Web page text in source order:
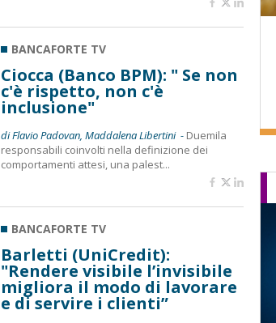
BANCAFORTE TV
Ciocca (Banco BPM): " Se non
c'è rispetto, non c'è
inclusione"
di Flavio Padovan, Maddalena Libertini - Duemila
responsabili coinvolti nella definizione dei
comportamenti attesi, una palest...
BANCAFORTE TV
Barletti (UniCredit):
"Rendere visibile l’invisibile
migliora il modo di lavorare
e di servire i clienti”